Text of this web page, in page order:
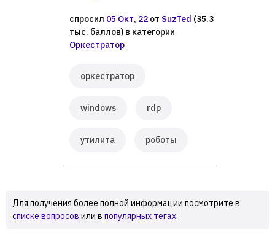
спросил 05 Окт, 22 от SuzTed (35.3
тыс. баллов) в категории
Оркестратор
оркестратор
windows rdp
утилита роботы
Для получения более полной информации посмотрите в
списке вопросов или в популярных тегах.